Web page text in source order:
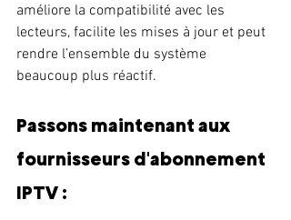
améliore la compatibilité avec les
lecteurs, facilite les mises à jour et peut
rendre l’ensemble du système
beaucoup plus réactif.
Passons maintenant aux
fournisseurs d'abonnement
IPTV :